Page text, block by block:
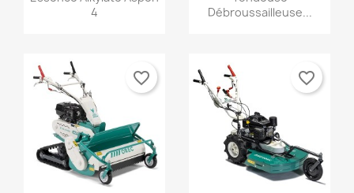
4
Débroussailleuse...
favorite_border favorite_border